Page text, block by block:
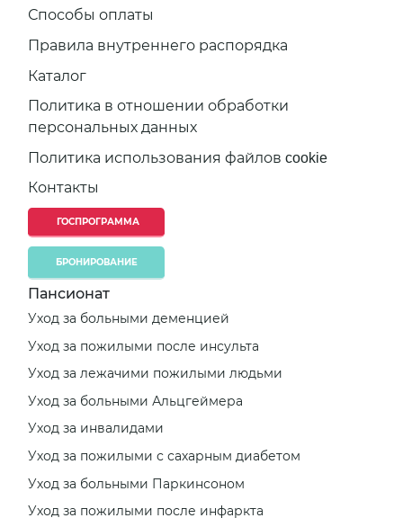
Способы оплаты
Правила внутреннего распорядка
Каталог
Политика в отношении обработки
персональных данных
Политика использования файлов cookie
Контакты
ГОСПРОГРАММА
БРОНИРОВАНИЕ
Пансионат
Уход за больными деменцией
Уход за пожилыми после инсульта
Уход за лежачими пожилыми людьми
Уход за больными Альцгеймера
Уход за инвалидами
Уход за пожилыми с сахарным диабетом
Уход за больными Паркинсоном
Уход за пожилыми после инфаркта